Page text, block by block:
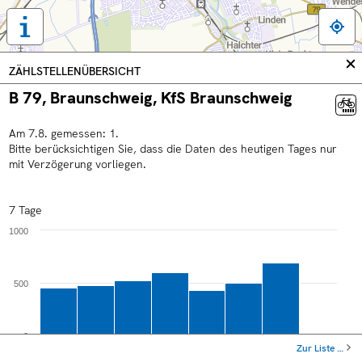
Tastaturbedienung,
Legende
und
weitere
Informationen
anzeigen
ZÄHLSTELLENÜBERSICHT
B 79, Braunschweig, KfS Braunschweig
Am 7.8. gemessen: 1.
Bitte berücksichtigen Sie, dass die Daten des heutigen Tages nur
mit Verzögerung vorliegen.
7 Tage
Fr
0
500
1000
Zur Liste …